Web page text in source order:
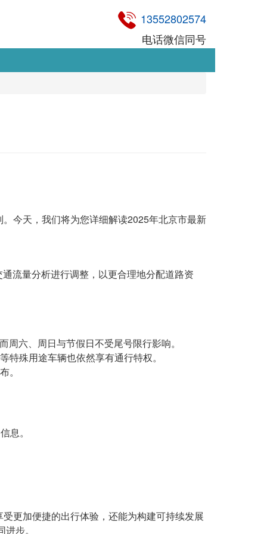
13552802574
电话微信同号
今天，我们将为您详细解读2025年北京市最新
流量分析进行调整，以更合理地分配道路资
六、周日与节假日不受尾号限行影响。
殊用途车辆也依然享有通行特权。
。
息。
更加便捷的出行体验，还能为构建可持续发展
步。